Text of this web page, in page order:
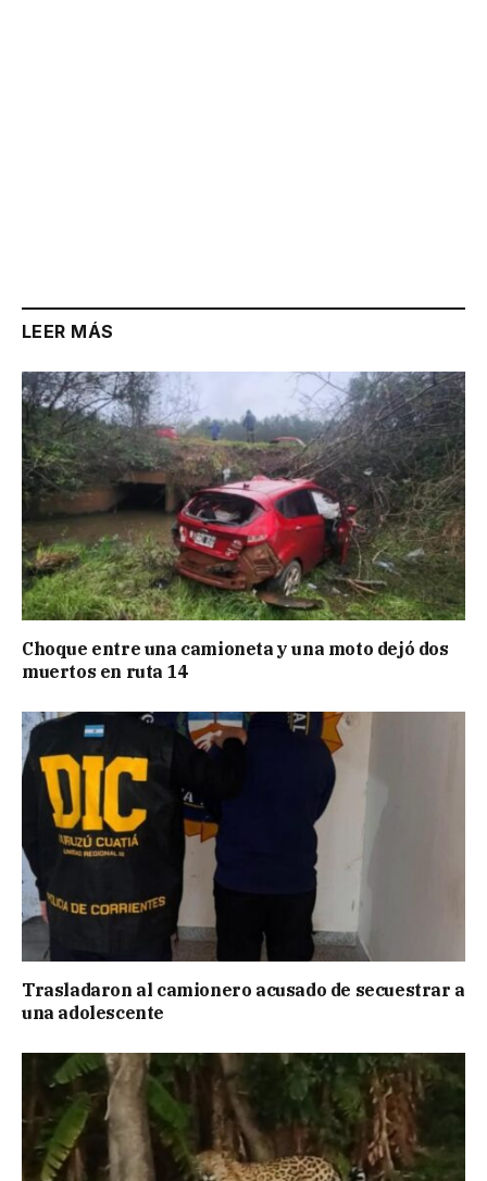
LEER MÁS
Choque entre una camioneta y una moto dejó dos
muertos en ruta 14
Trasladaron al camionero acusado de secuestrar a
una adolescente